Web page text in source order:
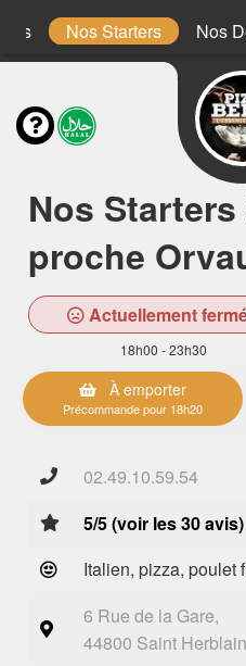
Nos Starters Nos
Nos
proche
Actuellement
18h00 - 23h30
À emporter
Précommande pour 18h20
02.49.10.59.54
5/5 (voir les 30 avis)
Italien, pizza, poulet
6 Rue de la Gare,
44800 Saint Herblain